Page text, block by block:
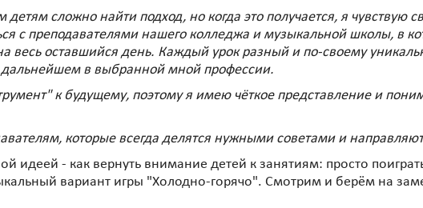
сложно найти подход, но когда это получается, я чувствую
с преподавателями нашего колледжа и музыкальной школы, в
весь оставшийся день. Каждый урок разный и по-своему
в выбранной мной профессии.
к будущему, поэтому я имею чёткое представление и
которые всегда делятся нужными советами и
идеей - как вернуть внимание детей к занятиям: просто
вариант игры "Холодно-горячо". Смотрим и берём на